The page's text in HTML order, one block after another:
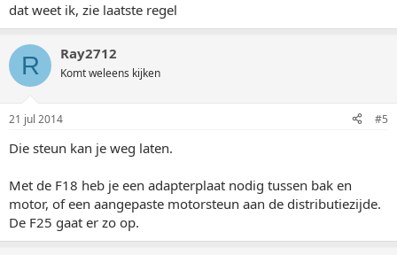
dat weet ik, zie laatste regel
R Ray2712
Komt weleens kijken
21 jul 2014 #5
Die steun kan je weg laten.
Met de F18 heb je een adapterplaat nodig tussen bak en
motor, of een aangepaste motorsteun aan de distributiezijde.
De F25 gaat er zo op.